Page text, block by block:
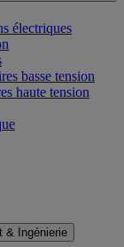
électriques
basse tension
haute tension
& Ingénierie